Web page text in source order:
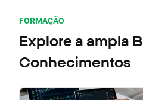
FORMAÇÃO
Explore a ampla
Conhecimentos